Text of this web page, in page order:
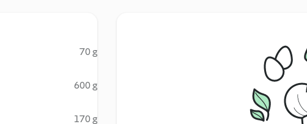
70 g
600 g
170 g